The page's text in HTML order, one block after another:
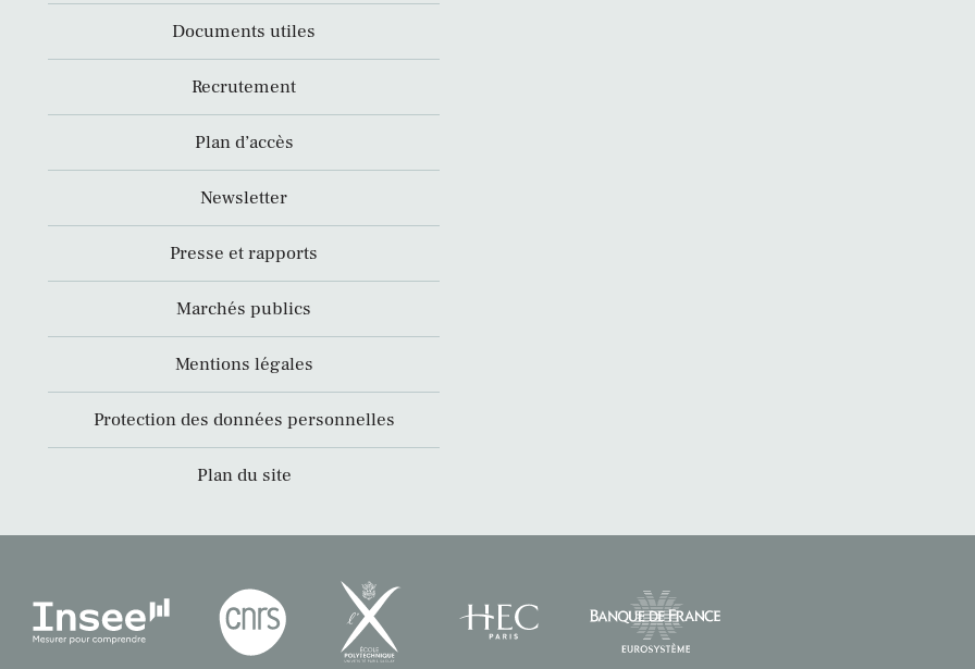
Documents utiles
Recrutement
Plan d’accès
Newsletter
Presse et rapports
Marchés publics
Mentions légales
Protection des données personnelles
Plan du site